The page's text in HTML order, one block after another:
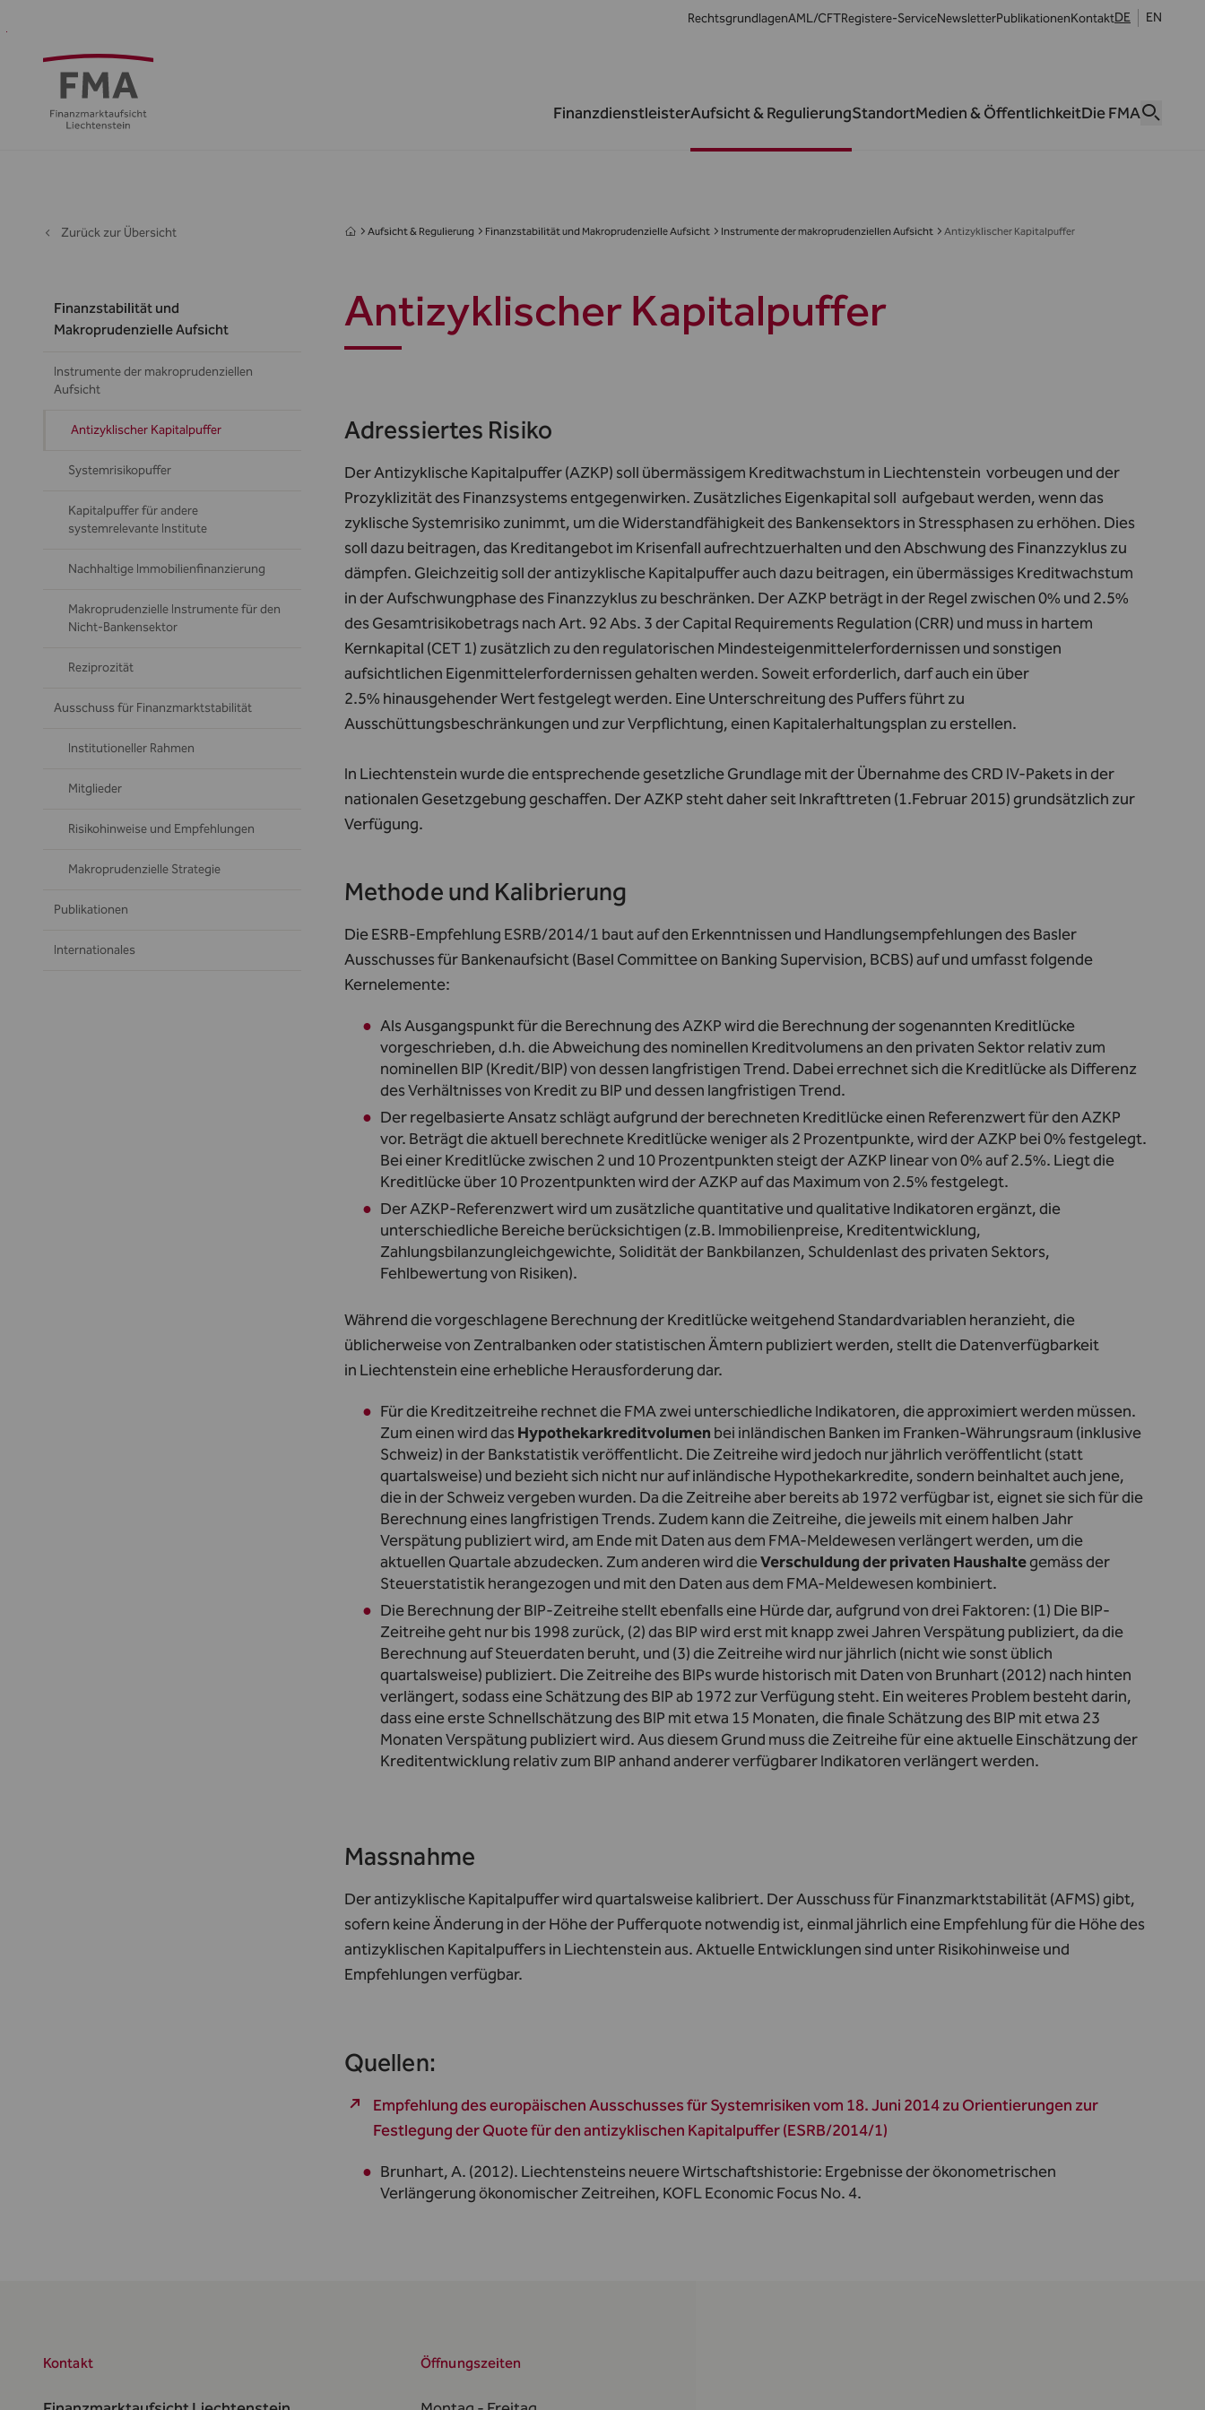
Regulierung
Öffentlichkeit
RechtsgrundlagenAML/CFTRegistere-ServiceNewsletterPublikationenKontaktDE EN
FinanzdienstleisterAufsicht & RegulierungStandortMedien & ÖffentlichkeitDie FMA
Zurück zur Übersicht
Finanzstabilität und
Makroprudenzielle Aufsicht
Instrumente der makroprudenziellen
Aufsicht
Antizyklischer Kapitalpuffer
Systemrisikopuffer
Kapitalpuffer für andere
systemrelevante Institute
Nachhaltige Immobilienfinanzierung
Makroprudenzielle Instrumente für den
Nicht-Bankensektor
Reziprozität
Ausschuss für Finanzmarktstabilität
Institutioneller Rahmen
Mitglieder
Risikohinweise und Empfehlungen
Makroprudenzielle Strategie
Publikationen
Internationales
Aufsicht & Regulierung Finanzstabilität und Makroprudenzielle Aufsicht Instrumente der makroprudenziellen Aufsicht Antizyklischer Kapitalpuffer
Antizyklischer Kapitalpuffer
Adressiertes Risiko
Der Antizyklische Kapitalpuffer (AZKP) soll übermässigem Kreditwachstum in Liechtenstein vorbeugen und der
Prozyklizität des Finanzsystems entgegenwirken. Zusätzliches Eigenkapital soll aufgebaut werden, wenn das
zyklische Systemrisiko zunimmt, um die Widerstandfähigkeit des Bankensektors in Stressphasen zu erhöhen. Dies
soll dazu beitragen, das Kreditangebot im Krisenfall aufrechtzuerhalten und den Abschwung des Finanzzyklus zu
dämpfen. Gleichzeitig soll der antizyklische Kapitalpuffer auch dazu beitragen, ein übermässiges Kreditwachstum
in der Aufschwungphase des Finanzzyklus zu beschränken. Der AZKP beträgt in der Regel zwischen 0% und 2.5%
des Gesamtrisikobetrags nach Art. 92 Abs. 3 der Capital Requirements Regulation (CRR) und muss in hartem
Kernkapital (CET 1) zusätzlich zu den regulatorischen Mindesteigenmittelerfordernissen und sonstigen
aufsichtlichen Eigenmittelerfordernissen gehalten werden. Soweit erforderlich, darf auch ein über
2.5% hinausgehender Wert festgelegt werden. Eine Unterschreitung des Puffers führt zu
Ausschüttungsbeschränkungen und zur Verpflichtung, einen Kapitalerhaltungsplan zu erstellen.
In Liechtenstein wurde die entsprechende gesetzliche Grundlage mit der Übernahme des CRD IV-Pakets in der
nationalen Gesetzgebung geschaffen. Der AZKP steht daher seit Inkrafttreten (1.Februar 2015) grundsätzlich zur
Verfügung.
Methode und Kalibrierung
Die ESRB-Empfehlung ESRB/2014/1 baut auf den Erkenntnissen und Handlungsempfehlungen des Basler
Ausschusses für Bankenaufsicht (Basel Committee on Banking Supervision, BCBS) auf und umfasst folgende
Kernelemente:
Als Ausgangspunkt für die Berechnung des AZKP wird die Berechnung der sogenannten Kreditlücke
vorgeschrieben, d.h. die Abweichung des nominellen Kreditvolumens an den privaten Sektor relativ zum
nominellen BIP (Kredit/BIP) von dessen langfristigen Trend. Dabei errechnet sich die Kreditlücke als Differenz
des Verhältnisses von Kredit zu BIP und dessen langfristigen Trend.
Der regelbasierte Ansatz schlägt aufgrund der berechneten Kreditlücke einen Referenzwert für den AZKP
vor. Beträgt die aktuell berechnete Kreditlücke weniger als 2 Prozentpunkte, wird der AZKP bei 0% festgelegt.
Bei einer Kreditlücke zwischen 2 und 10 Prozentpunkten steigt der AZKP linear von 0% auf 2.5%. Liegt die
Kreditlücke über 10 Prozentpunkten wird der AZKP auf das Maximum von 2.5% festgelegt.
Der AZKP-Referenzwert wird um zusätzliche quantitative und qualitative Indikatoren ergänzt, die
unterschiedliche Bereiche berücksichtigen (z.B. Immobilienpreise, Kreditentwicklung,
Zahlungsbilanzungleichgewichte, Solidität der Bankbilanzen, Schuldenlast des privaten Sektors,
Fehlbewertung von Risiken).
Während die vorgeschlagene Berechnung der Kreditlücke weitgehend Standardvariablen heranzieht, die
üblicherweise von Zentralbanken oder statistischen Ämtern publiziert werden, stellt die Datenverfügbarkeit
in Liechtenstein eine erhebliche Herausforderung dar.
Für die Kreditzeitreihe rechnet die FMA zwei unterschiedliche Indikatoren, die approximiert werden müssen.
Zum einen wird das Hypothekarkreditvolumen bei inländischen Banken im Franken-Währungsraum (inklusive
Schweiz) in der Bankstatistik veröffentlicht. Die Zeitreihe wird jedoch nur jährlich veröffentlicht (statt
quartalsweise) und bezieht sich nicht nur auf inländische Hypothekarkredite, sondern beinhaltet auch jene,
die in der Schweiz vergeben wurden. Da die Zeitreihe aber bereits ab 1972 verfügbar ist, eignet sie sich für die
Berechnung eines langfristigen Trends. Zudem kann die Zeitreihe, die jeweils mit einem halben Jahr
Verspätung publiziert wird, am Ende mit Daten aus dem FMA-Meldewesen verlängert werden, um die
aktuellen Quartale abzudecken. Zum anderen wird dieVerschuldung der privaten Haushaltegemäss der
Steuerstatistik herangezogen und mit den Daten aus dem FMA-Meldewesen kombiniert.
Die Berechnung der BIP-Zeitreihe stellt ebenfalls eine Hürde dar, aufgrund von drei Faktoren: (1) Die BIP-
Zeitreihe geht nur bis 1998 zurück, (2) das BIP wird erst mit knapp zwei Jahren Verspätung publiziert, da die
Berechnung auf Steuerdaten beruht, und (3) die Zeitreihe wird nur jährlich (nicht wie sonst üblich
quartalsweise) publiziert. Die Zeitreihe des BIPs wurde historisch mit Daten von Brunhart (2012) nach hinten
verlängert, sodass eine Schätzung des BIP ab 1972 zur Verfügung steht. Ein weiteres Problem besteht darin,
dass eine erste Schnellschätzung des BIP mit etwa 15 Monaten, die finale Schätzung des BIP mit etwa 23
Monaten Verspätung publiziert wird. Aus diesem Grund muss die Zeitreihe für eine aktuelle Einschätzung der
Kreditentwicklung relativ zum BIP anhand anderer verfügbarer Indikatoren verlängert werden.
Massnahme
Der antizyklische Kapitalpuffer wird quartalsweise kalibriert. Der Ausschuss für Finanzmarktstabilität (AFMS) gibt,
sofern keine Änderung in der Höhe der Pufferquote notwendig ist, einmal jährlich eine Empfehlung für die Höhe des
antizyklischen Kapitalpuffers in Liechtenstein aus. Aktuelle Entwicklungen sind unterRisikohinweise und
Empfehlungenverfügbar.
Quellen:
Empfehlung des europäischen Ausschusses für Systemrisiken vom 18. Juni 2014 zu Orientierungen zur
Festlegung der Quote für den antizyklischen Kapitalpuffer (ESRB/2014/1)
Brunhart, A. (2012). Liechtensteins neuere Wirtschaftshistorie: Ergebnisse der ökonometrischen
Verlängerung ökonomischer Zeitreihen, KOFL Economic Focus No. 4.
Kontakt Öffnungszeiten